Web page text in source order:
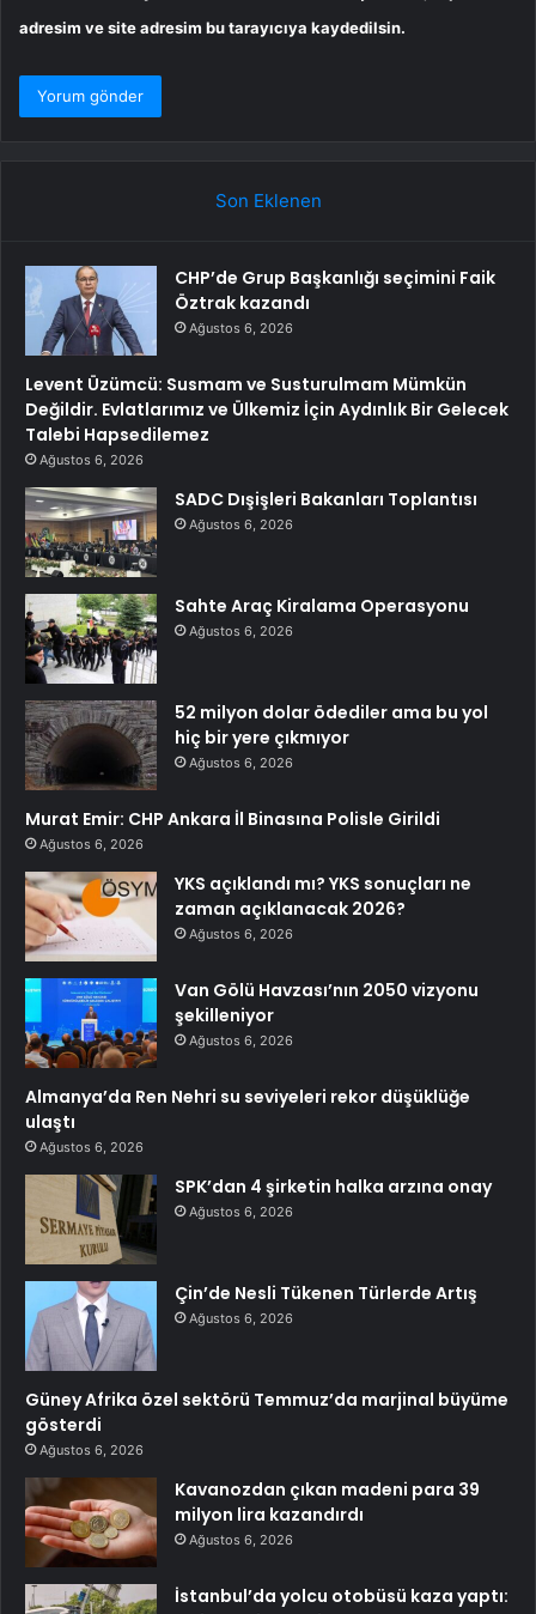
adresim ve site adresim bu tarayıcıya kaydedilsin.
Son Eklenen
CHP’de Grup Başkanlığı seçimini Faik
Öztrak kazandı
Ağustos 6, 2026
Levent Üzümcü: Susmam ve Susturulmam Mümkün
Değildir. Evlatlarımız ve Ülkemiz İçin Aydınlık Bir Gelecek
Talebi Hapsedilemez
Ağustos 6, 2026
SADC Dışişleri Bakanları Toplantısı
Ağustos 6, 2026
Sahte Araç Kiralama Operasyonu
Ağustos 6, 2026
52 milyon dolar ödediler ama bu yol
hiç bir yere çıkmıyor
Ağustos 6, 2026
Murat Emir: CHP Ankara İl Binasına Polisle Girildi
Ağustos 6, 2026
YKS açıklandı mı? YKS sonuçları ne
zaman açıklanacak 2026?
Ağustos 6, 2026
Van Gölü Havzası’nın 2050 vizyonu
şekilleniyor
Ağustos 6, 2026
Almanya’da Ren Nehri su seviyeleri rekor düşüklüğe
ulaştı
Ağustos 6, 2026
SPK’dan 4 şirketin halka arzına onay
Ağustos 6, 2026
Çin’de Nesli Tükenen Türlerde Artış
Ağustos 6, 2026
Güney Afrika özel sektörü Temmuz’da marjinal büyüme
gösterdi
Ağustos 6, 2026
Kavanozdan çıkan madeni para 39
milyon lira kazandırdı
Ağustos 6, 2026
İstanbul’da yolcu otobüsü kaza yaptı: